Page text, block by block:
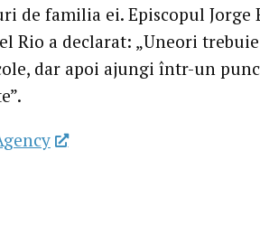
de familia ei. Episcopul Jorge
Rio a declarat: „Uneori
dar apoi ajungi într-un